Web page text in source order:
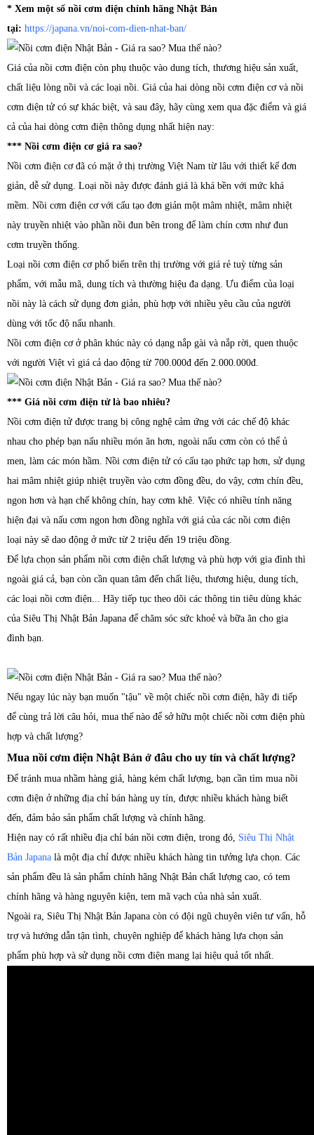
* Xem một số nồi cơm điện chính hãng Nhật Bản
tại: https://japana.vn/noi-com-dien-nhat-ban/
Giá của nồi cơm điện còn phụ thuộc vào dung tích, thương hiệu sản xuất,
chất liệu lòng nồi và các loại nồi. Giá của hai dòng nồi cơm điện cơ và nồi
cơm điện tử có sự khác biệt, và sau đây, hãy cùng xem qua đặc điểm và giá
cả của hai dòng cơm điện thông dụng nhất hiện nay:
*** Nồi cơm điện cơ giá ra sao?
Nồi cơm điện cơ đã có mặt ở thị trường Việt Nam từ lâu với thiết kế đơn
giản, dễ sử dụng. Loại nồi này được đánh giá là khá bền với mức khá
mềm. Nồi cơm điện cơ với cấu tạo đơn giản một mâm nhiệt, mâm nhiệt
này truyền nhiệt vào phần nồi đun bên trong để làm chín cơm như đun
cơm truyền thống.
Loại nồi cơm điện cơ phổ biến trên thị trường với giá rẻ tuỳ từng sản
phẩm, với mẫu mã, dung tích và thường hiệu đa dạng. Ưu điểm của loại
nồi này là cách sử dụng đơn giản, phù hợp với nhiều yêu cầu của người
dùng với tốc độ nấu nhanh.
Nồi cơm điện cơ ở phân khúc này có dạng nắp gài và nắp rời, quen thuộc
với người Việt vì giá cả dao động từ 700.000đ đến 2.000.000đ.
*** Giá nồi cơm điện tử là bao nhiêu?
Nồi cơm điện tử được trang bị công nghệ cảm ứng với các chế độ khác
nhau cho phép bạn nấu nhiều món ăn hơn, ngoài nấu cơm còn có thể ủ
men, làm các món hầm. Nồi cơm điện tử có cấu tạo phức tạp hơn, sử dụng
hai mâm nhiệt giúp nhiệt truyền vào cơm đồng đều, do vậy, cơm chín đều,
ngon hơn và hạn chế không chín, hay cơm khê. Việc có nhiều tính năng
hiện đại và nấu cơm ngon hơn đồng nghĩa với giá của các nồi cơm điện
loại này sẽ dao động ở mức từ 2 triệu đến 19 triệu đồng.
Để lựa chọn sản phẩm nồi cơm điện chất lượng và phù hợp với gia đình thì
ngoài giá cả, bạn còn cần quan tâm đến chất liệu, thương hiệu, dung tích,
các loại nồi cơm điện... Hãy tiếp tục theo dõi các thông tin tiêu dùng khác
của Siêu Thị Nhật Bản Japana để chăm sóc sức khoẻ và bữa ăn cho gia
đình bạn.
Nếu ngay lúc này bạn muốn "tậu" về một chiếc nồi cơm điện, hãy đi tiếp
để cùng trả lời câu hỏi, mua thế nào để sở hữu một chiếc nồi cơm điện phù
hợp và chất lượng?
Mua nồi cơm điện Nhật Bản ở đâu cho uy tín và chất lượng?
Để tránh mua nhầm hàng giả, hàng kém chất lượng, bạn cần tìm mua nồi
cơm điện ở những địa chỉ bán hàng uy tín, được nhiều khách hàng biết
đến, đảm bảo sản phẩm chất lượng và chính hãng.
Hiện nay có rất nhiều địa chỉ bán nồi cơm điện, trong đó, Siêu Thị Nhật
Bản Japana là một địa chỉ được nhiều khách hàng tin tưởng lựa chọn. Các
sản phẩm đều là sản phẩm chính hãng Nhật Bản chất lượng cao, có tem
chính hãng và hàng nguyên kiện, tem mã vạch của nhà sản xuất.
Ngoài ra, Siêu Thị Nhật Bản Japana còn có đội ngũ chuyên viên tư vấn, hỗ
trợ và hướng dẫn tận tình, chuyên nghiệp để khách hàng lựa chọn sản
phẩm phù hợp và sử dụng nồi cơm điện mang lại hiệu quả tốt nhất.